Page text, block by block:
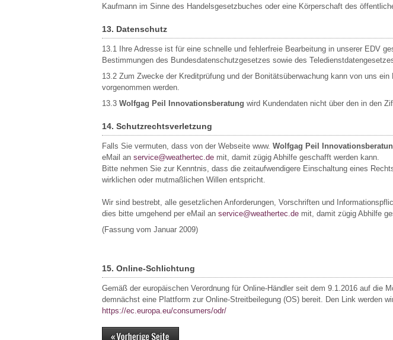
Kaufmann im Sinne des Handelsgesetzbuches oder eine Körperschaft des
13. Datenschutz
13.1 Ihre Adresse ist für eine schnelle und fehlerfreie Bearbeitung in unserer EDV
Bestimmungen des Bundesdatenschutzgesetzes sowie des
13.2 Zum Zwecke der Kreditprüfung und der Bonitätsüberwachung kann von uns
vorgenommen werden.
13.3 Wolfgag Peil Innovationsberatung wird Kundendaten nicht über den in den
14. Schutzrechtsverletzung
Falls Sie vermuten, dass von der Webseite www. Wolfgag Peil
eMail an service@weathertec.de mit, damit zügig Abhilfe geschafft werden kann.
Bitte nehmen Sie zur Kenntnis, dass die zeitaufwendigere Einschaltung eines
wirklichen oder mutmaßlichen Willen entspricht.
Wir sind bestrebt, alle gesetzlichen Anforderungen, Vorschriften und
dies bitte umgehend per eMail an service@weathertec.de mit, damit zügig Abhilfe
(Fassung vom Januar 2009)
15. Online-Schlichtung
Gemäß der europäischen Verordnung für Online-Händler seit dem 9.1.2016 auf
demnächst eine Plattform zur Online-Streitbeilegung (OS) bereit. Den Link werden
https://ec.europa.eu/consumers/odr/